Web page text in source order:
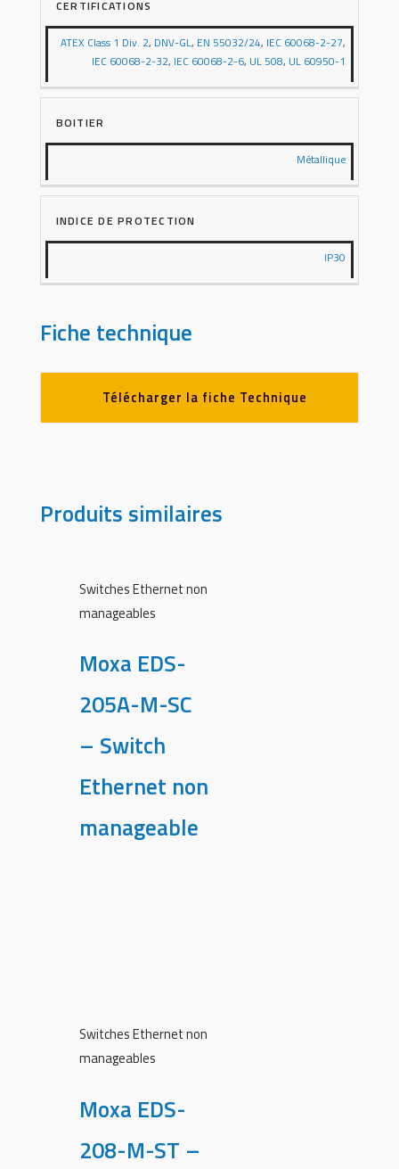
CERTIFICATIONS
ATEX Class 1 Div. 2, DNV-GL, EN 55032/24, IEC 60068-2-27,
IEC 60068-2-32, IEC 60068-2-6, UL 508, UL 60950-1
BOITIER
Métallique
INDICE DE PROTECTION
IP30
Fiche technique
Télécharger la fiche Technique
Produits similaires
Switches Ethernet non
manageables
Moxa EDS-
205A-M-SC
– Switch
Ethernet non
manageable
Switches Ethernet non
manageables
Moxa EDS-
208-M-ST –